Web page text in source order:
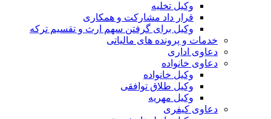
وکیل تخلیه
قرار داد مشارکت و همکاری
وکیل برای گرفتن سهم ارث و تقسیم ترکه
خدمات و پرونده های مالیاتی
دعاوی اداری
دعاوی خانواده
وکیل خانواده
وکیل طلاق توافقی
وکیل مهریه
دعاوی کیفری